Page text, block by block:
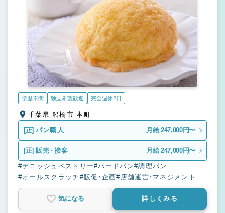
学歴不問 独立希望歓迎 完全週休2日
千葉県 船橋市 本町
[正] パン職人 月給 247,000円〜
[正] 販売・接客 月給 247,000円〜
#デニッシュペストリー#ハードパン#調理パン
#オールスクラッチ #販促・企画#店舗運営・マネジメント
気になる 詳しくみる